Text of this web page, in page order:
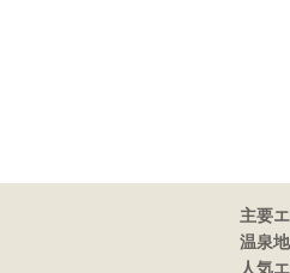
主要
温泉
人気